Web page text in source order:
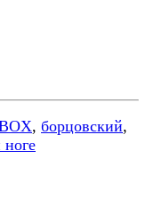
, борцовский,
ноге